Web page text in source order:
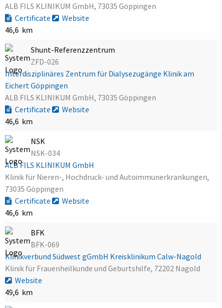
ALB FILS KLINIKUM GmbH, 73035 Göppingen
Certificate
Website
46,6 km
Shunt-Referenzzentrum
ZFD-026
Interdisziplinäres Zentrum für Dialysezugänge Klinik am
Eichert Göppingen
ALB FILS KLINIKUM GmbH, 73035 Göppingen
Certificate
Website
46,6 km
NSK
NSK-034
ALB FILS KLINIKUM GmbH
Klinik für Nieren-, Hochdruck- und Autoimmunerkrankungen,
73035 Göppingen
Certificate
Website
46,6 km
BFK
BFK-069
Klinikverbund Südwest gGmbH Kreisklinikum Calw-Nagold
Klinik für Frauenheilkunde und Geburtshilfe, 72202 Nagold
Website
49,6 km